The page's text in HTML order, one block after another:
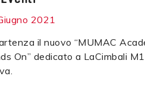
2021
il nuovo “MUMAC
On” dedicato a LaCimbali